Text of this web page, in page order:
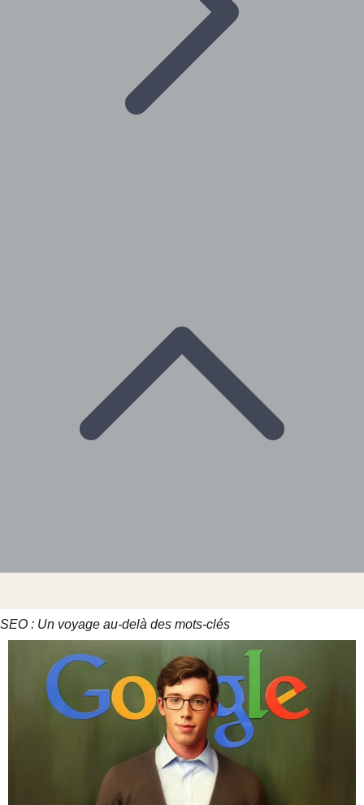
SEO : Un voyage au-delà des mots-clés